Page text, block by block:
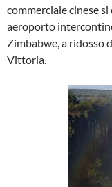
commerciale cinese
aeroporto
Zimbabwe, a ridosso
Vittoria.